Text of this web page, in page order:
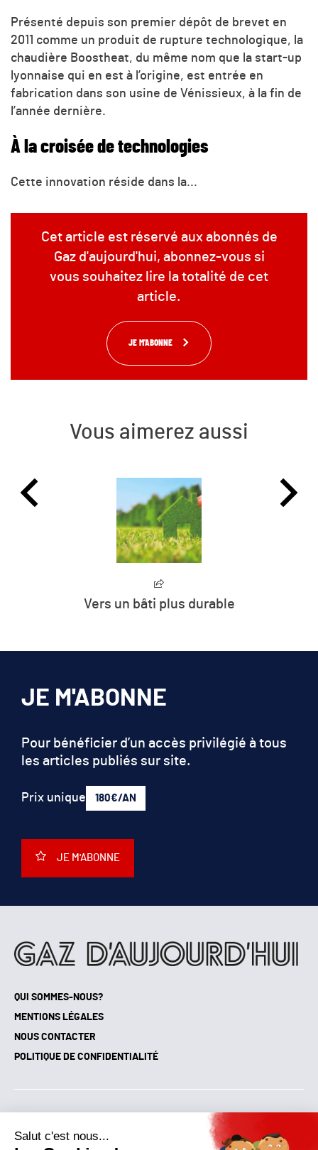
Présenté depuis son premier dépôt de brevet en
2011 comme un produit de rupture technologique, la
chaudière Boostheat, du même nom que la start-up
lyonnaise qui en est à l’origine, est entrée en
fabrication dans son usine de Vénissieux, à la fin de
l’année dernière.
À la croisée de technologies
Cette innovation réside dans la...
Cet article est réservé aux abonnés de
Gaz d'aujourd'hui, abonnez-vous si
vous souhaitez lire la totalité de cet
article.
JE M'ABONNE
Vous aimerez aussi
Vers un bâti plus durable
QUI SOMMES-NOUS?
MENTIONS LÉGALES
NOUS CONTACTER
POLITIQUE DE CONFIDENTIALITÉ
JE M'ABONNE
Pour bénéficier d’un accès privilégié à tous
les articles publiés sur site.
Prix unique 180€/AN
JE M'ABONNE